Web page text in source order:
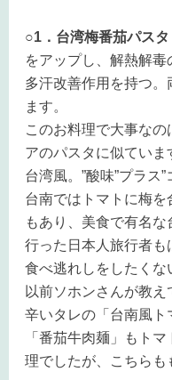
○1．台湾梅番茄パスタ
をアップし、解熱解
多汗改善作用を持つ。
ます。
このお料理で大事なの
アのパスタに似てい
台湾風。”酸味”プラス”
台南ではトマトに梅
もあり、美食で有名
行った日本人旅行者も
食べ逃れしをしたくな
以前ソホンさんが教
辛いタレの「台南風ト
「番茄牛肉麺」もト
理でしたが、こちらも